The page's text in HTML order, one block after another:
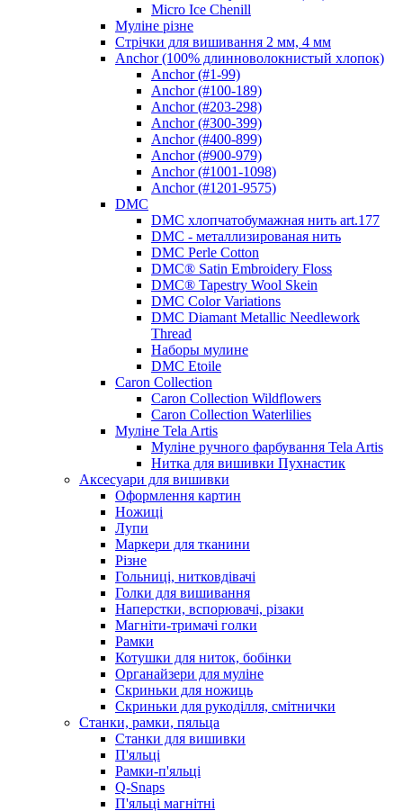
Micro Ice Chenill
Муліне різне
Стрічки для вишивання 2 мм, 4 мм
Anchor (100% длинноволокнистый хлопок)
Anchor (#1-99)
Anchor (#100-189)
Anchor (#203-298)
Anchor (#300-399)
Anchor (#400-899)
Anchor (#900-979)
Anchor (#1001-1098)
Anchor (#1201-9575)
DMC
DMC хлопчатобумажная нить art.177
DMC - металлизированая нить
DMC Perle Cotton
DMC® Satin Embroidery Floss
DMC® Tapestry Wool Skein
DMC Color Variations
DMC Diamant Metallic Needlework
Thread
Наборы мулине
DMC Etoile
Caron Collection
Caron Collection Wildflowers
Caron Collection Waterlilies
Муліне Tela Artis
Муліне ручного фарбування Tela Artis
Нитка для вишивки Пухнастик
Аксесуари для вишивки
Оформлення картин
Ножиці
Лупи
Маркери для тканини
Різне
Гольниці, нитковдівачі
Голки для вишивання
Наперстки, вспорювачі, різаки
Магніти-тримачі голки
Рамки
Котушки для ниток, бобінки
Органайзери для муліне
Скриньки для ножиць
Скриньки для рукоділля, смітнички
Станки, рамки, пяльца
Станки для вишивки
П'яльці
Рамки-п'яльці
Q-Snaps
П'яльці магнітні